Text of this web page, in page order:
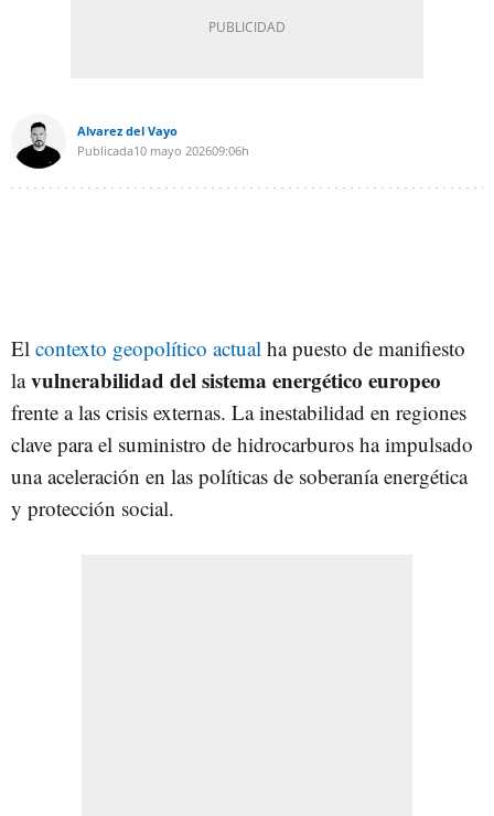
Alvarez del Vayo
Publicada10 mayo 202609:06h
El contexto geopolítico actual ha puesto de manifiesto
lavulnerabilidad del sistema energético europeo
frente a las crisis externas. La inestabilidad en regiones
clave para el suministro de hidrocarburos ha impulsado
una aceleración en las políticas de soberanía energética
y protección social.